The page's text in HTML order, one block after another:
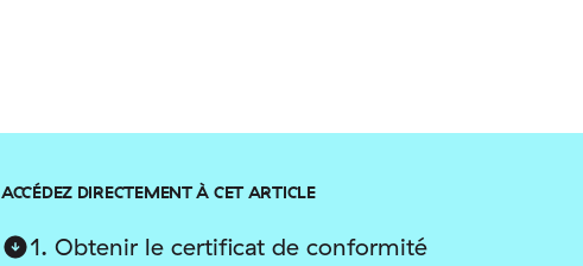
ACCÉDEZ DIRECTEMENT À CET ARTICLE
1. Obtenir le certificat de conformité